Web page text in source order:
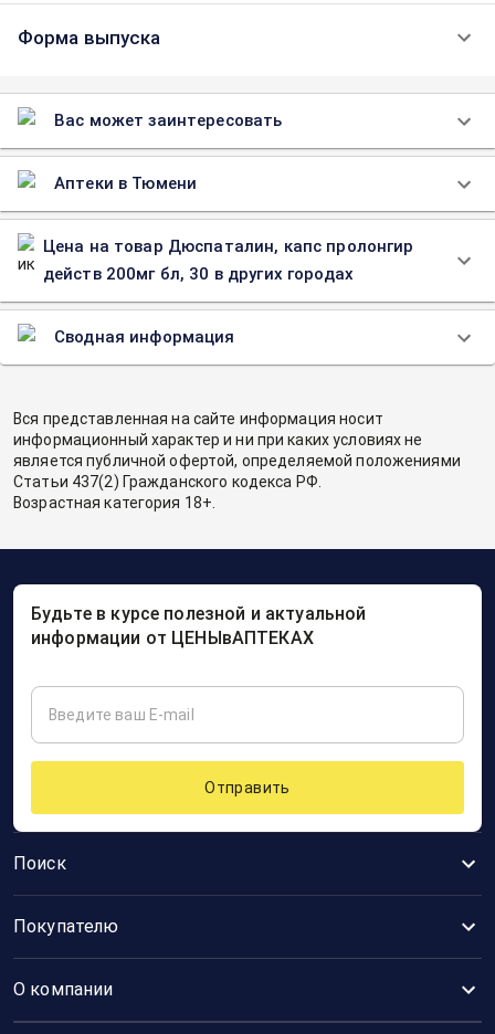
Форма выпуска
Вас может заинтересовать
Аптеки в Тюмени
Цена на товар Дюспаталин, капс пролонгир
действ 200мг бл, 30 в других городах
Сводная информация
Вся представленная на сайте информация носит
информационный характер и ни при каких условиях не
является публичной офертой, определяемой положениями
Статьи 437(2) Гражданского кодекса РФ.
Возрастная категория 18+.
Поиск
Покупателю
О компании
Будьте в курсе полезной и актуальной
информации от ЦЕНЫвАПТЕКАХ
Отправить